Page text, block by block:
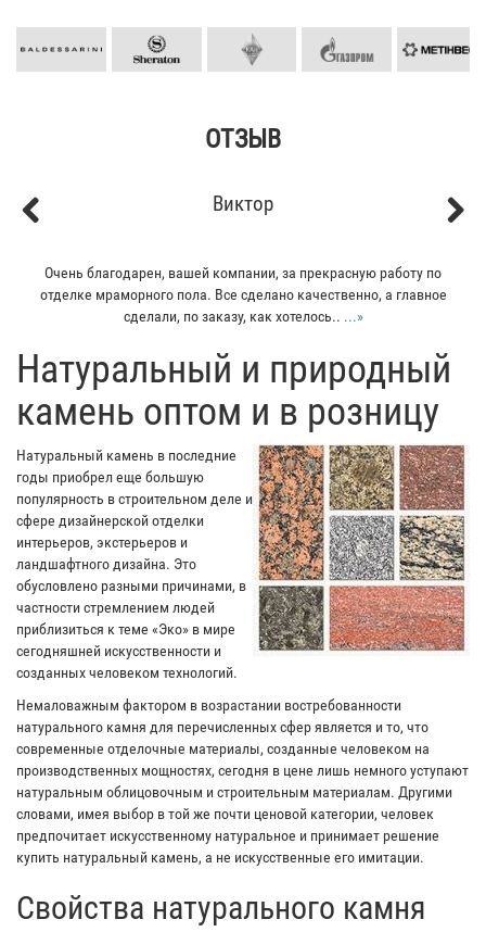
ОТЗЫВ
Виктор
Очень благодарен, вашей компании, за прекрасную работу по
отделке мраморного пола. Все сделано качественно, а главное
сделали, по заказу, как хотелось.. ...»
​Натуральный и природный
камень оптом и в розницу
Натуральный камень в последние
годы приобрел еще большую
популярность в строительном деле и
сфере дизайнерской отделки
интерьеров, экстерьеров и
ландшафтного дизайна. Это
обусловлено разными причинами, в
частности стремлением людей
приблизиться к теме «Эко» в мире
сегодняшней искусственности и
созданных человеком технологий.
Немаловажным фактором в возрастании востребованности
натурального камня для перечисленных сфер является и то, что
современные отделочные материалы, созданные человеком на
производственных мощностях, сегодня в цене лишь немного уступают
натуральным облицовочным и строительным материалам. Другими
словами, имея выбор в той же почти ценовой категории, человек
предпочитает искусственному натуральное и принимает решение
купить натуральный камень, а не искусственные его имитации.
Свойства натурального камня